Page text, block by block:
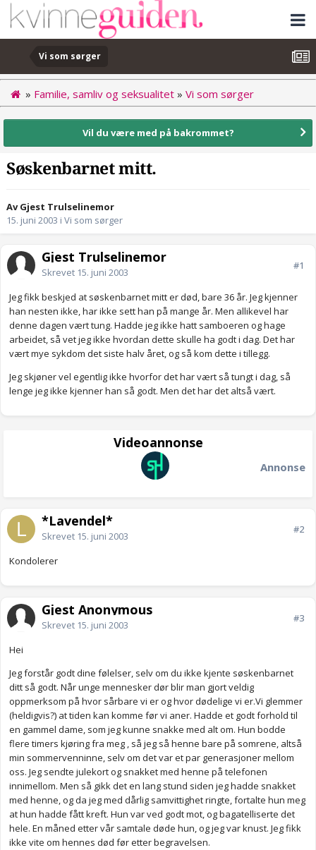
Vi som sørger
» Familie, samliv og seksualitet » Vi som sørger
Vil du være med på bakrommet?
Søskenbarnet mitt.
Av Gjest Trulselinemor
15. juni 2003 i Vi som sørger
Gjest Trulselinemor
Skrevet 15. juni 2003
#1
Jeg fikk beskjed at søskenbarnet mitt er død, bare 36 år. Jeg kjenner
han nesten ikke, har ikke sett han på mange år. Men allikevel har
denne dagen vært tung. Hadde jeg ikke hatt samboeren og hage
arbeidet, så vet jeg ikke hvordan dette skulle ha godt i dag. Det har
vært mye sykdom det siste halv året, og så kom dette i tillegg.
Jeg skjøner vel egentlig ikke hvorfor det har vært så tungt i dag, så
lenge jeg ikke kjenner han så godt. Men det har det altså vært.
Videoannonse
Annonse
*Lavendel*
Skrevet 15. juni 2003
#2
Kondolerer
Gjest Anonymous
Skrevet 15. juni 2003
#3
Hei
Jeg forstår godt dine følelser, selv om du ikke kjente søskenbarnet
ditt så godt. Når unge mennesker dør blir man gjort veldig
oppmerksom på hvor sårbare vi er og hvor dødelige vi er.Vi glemmer
(heldigvis?) at tiden kan komme før vi aner. Hadde et godt forhold til
en gammel dame, som jeg kunne snakke med alt om. Hun bodde
flere timers kjøring fra meg , så jeg så henne bare på somrene, altså
min sommervenninne, selv om det var et par generasjoner mellom
oss. Jeg sendte julekort og snakket med henne på telefonen
innimellom. Men så gikk det en lang stund siden jeg hadde snakket
med henne, og da jeg med dårlig samvittighet ringte, fortalte hun meg
at hun hadde fått kreft. Hun var ved godt mot, og bagatelliserte det
hele. En måned etter vår samtale døde hun, og jeg var knust. Jeg fikk
ikke vite om hennes død før etter begravelsen.